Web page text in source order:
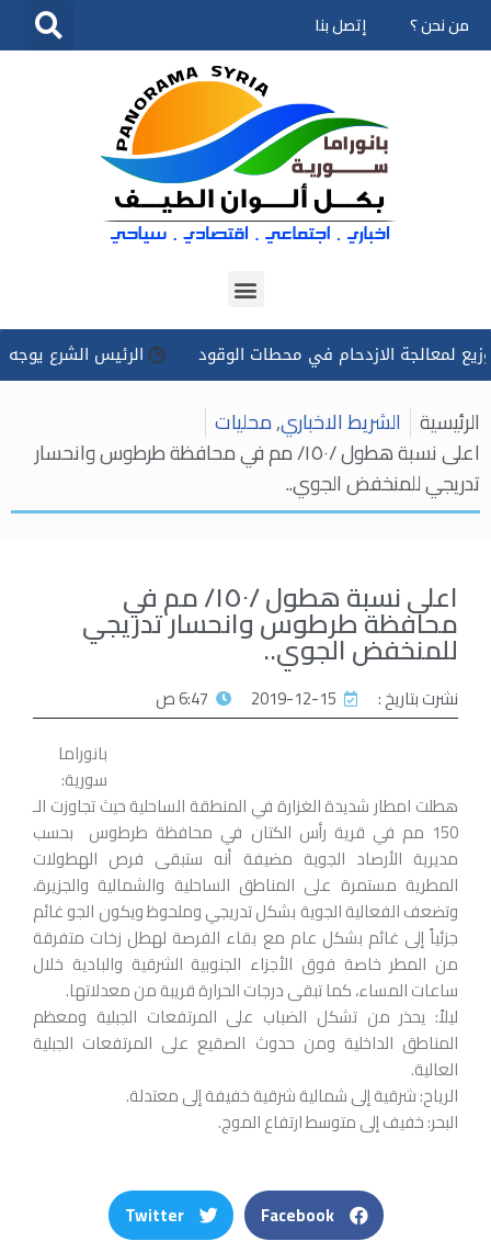
تخطى
من نحن ؟ إتصل بنا
الازدحام في محطات الوقود الرئيس الشرع يوجه
الرئيسية الشريط الاخباري,محليات
اعلى نسبة هطول /١٥٠/ مم في محافظة طرطوس وانحسار
تدريجي للمنخفض الجوي..
اعلى نسبة هطول /١٥٠/ مم في
محافظة طرطوس وانحسار تدريجي
للمنخفض الجوي..
نشرت بتاريخ : 2019-12-15
6:47 ص
بانوراما
سورية:
هطلت امطار شديدة الغزارة في المنطقة الساحلية حيث تجاوزت الـ
150 مم في قرية رأس الكتان في محافظة طرطوس بحسب
مديرية الأرصاد الجوية مضيفة أنه ستبقى فرص الهطولات
المطرية مستمرة على المناطق الساحلية والشمالية والجزيرة،
وتضعف الفعالية الجوية بشكل تدريجي وملحوظ ويكون الجو غائم
جزئياً إلى غائم بشكل عام مع بقاء الفرصة لهطل زخات متفرقة
من المطر خاصة فوق الأجزاء الجنوبية الشرقية والبادية خلال
ساعات المساء، كما تبقى درجات الحرارة قريبة من معدلاتها.
ليلاً: يحذر من تشكل الضباب على المرتفعات الجبلية ومعظم
المناطق الداخلية ومن حدوث الصقيع على المرتفعات الجبلية
العالية.
الرياح: شرقية إلى شمالية شرقية خفيفة إلى معتدلة.
البحر: خفيف إلى متوسط ارتفاع الموج.
Facebook
Twitter